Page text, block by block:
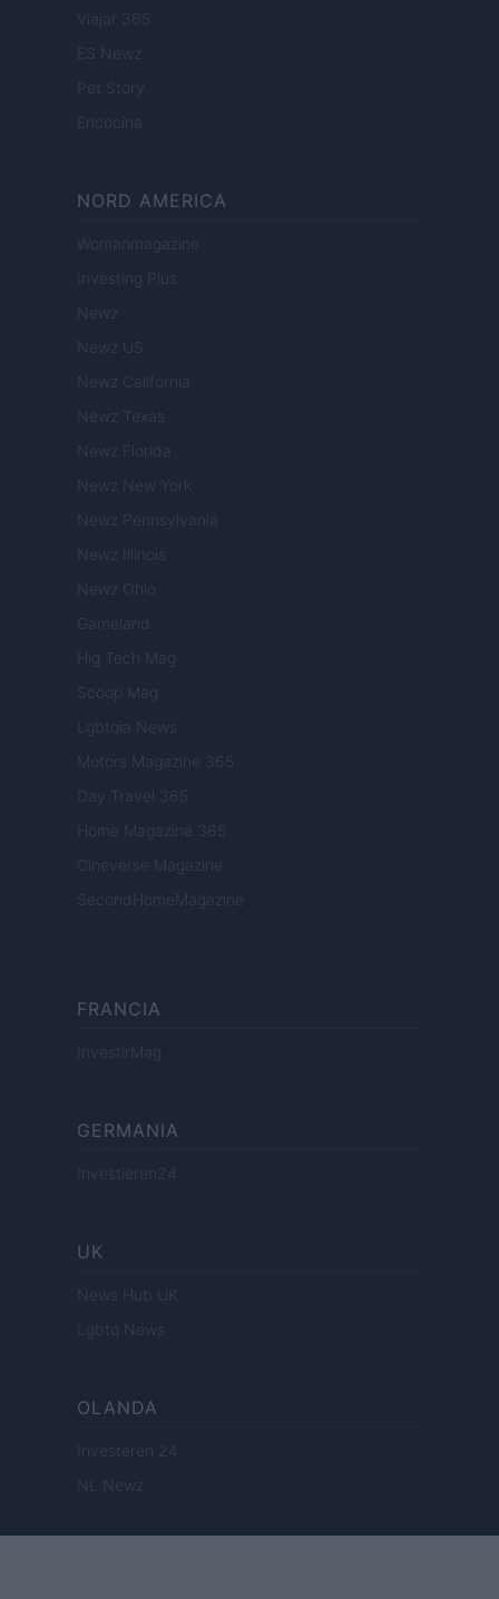
Viajar 365
ES Newz
Pet Story
Encocina
NORD AMERICA
Womanmagazine
Investing Plus
Newz
Newz US
Newz California
Newz Texas
Newz Florida
Newz New York
Newz Pennsylvania
Newz Illinois
Newz Ohio
Gameland
Hig Tech Mag
Scoop Mag
Lgbtqia News
Motors Magazine 365
Day Travel 365
Home Magazine 365
Cineverse Magazine
SecondHomeMagazine
FRANCIA
InvestirMag
GERMANIA
Investieren24
UK
News Hub UK
Lgbtq News
OLANDA
Investeren 24
NL Newz